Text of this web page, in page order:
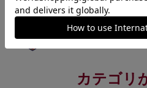
岡山
ファジアーノ岡山の
い方に！全グッズ一
カテゴリ